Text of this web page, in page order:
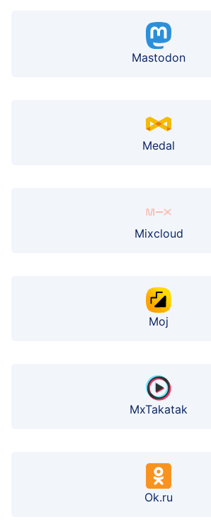
Mastodon
Medal
Mixcloud
Moj
MxTakatak
Ok.ru